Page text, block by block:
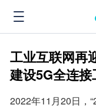
工业互联网再
建设5G全连接
2022年11月20日，